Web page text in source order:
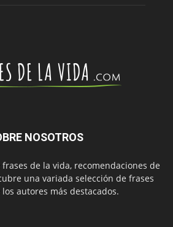
NOSOTROS
de la vida, recomendaciones de
una variada selección de frases
autores más destacados.